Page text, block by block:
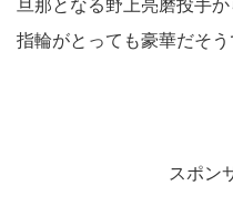
旦那となる野上亮磨投手
指輪がとっても豪華だそう
スポン